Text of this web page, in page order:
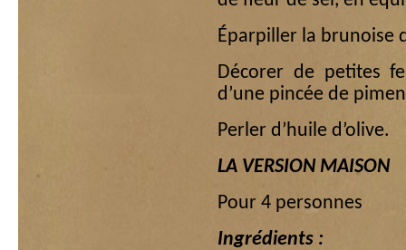
Éparpiller la brunoise
Décorer de petites
d’une pincée de
Perler d’huile d’olive.
LA VERSION MAISON
Pour 4 personnes
Ingrédients :